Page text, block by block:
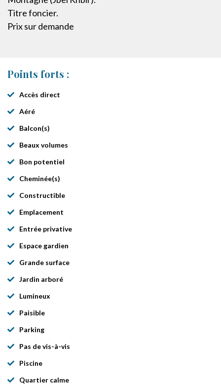
Titre foncier.
Prix sur demande
Points forts :
Accès direct
Aéré
Balcon(s)
Beaux volumes
Bon potentiel
Cheminée(s)
Constructible
Emplacement
Entrée privative
Espace gardien
Grande surface
Jardin arboré
Lumineux
Paisible
Parking
Pas de vis-à-vis
Piscine
Quartier calme